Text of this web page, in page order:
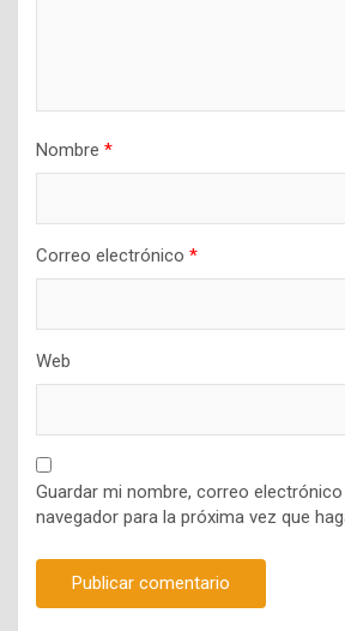
Nombre *
Correo electrónico *
Web
Guardar mi nombre, correo
navegador para la próxima vez que